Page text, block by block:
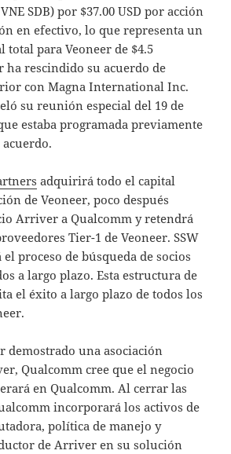
VNE SDB) por $37.00 USD por acción
en efectivo, lo que representa un
para Veoneer de $4.5
ha rescindido su acuerdo de
con Magna International Inc.
su reunión especial del 19 de
estaba programada previamente
adquirirá todo el capital
de Veoneer, poco después
Arriver a Qualcomm y retendrá
Tier-1 de Veoneer. SSW
proceso de búsqueda de socios
a largo plazo. Esta estructura de
el éxito a largo plazo de todos los
demostrado una asociación
Qualcomm cree que el negocio
en Qualcomm. Al cerrar las
incorporará los activos de
política de manejo y
de Arriver en su solución